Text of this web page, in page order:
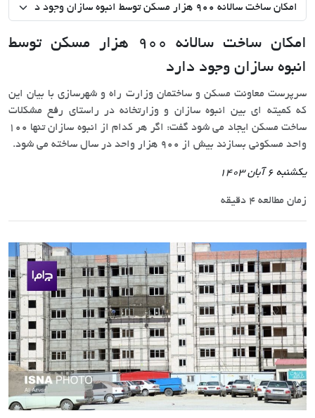
امکان ساخت سالانه 900 هزار مسکن توسط
انبوه سازان وجود دارد
سرپرست معاونت مسکن و ساختمان وزارت راه و شهرسازی با بیان این
که کمیته ای بین انبوه سازان و وزارتخانه در راستای رفع مشکلات
ساخت مسکن ایجاد می شود گفت: اگر هر کدام از انبوه سازان تنها 100
واحد مسکونی بسازند بیش از 900 هزار واحد در سال ساخته می شود.
یکشنبه 6 آبان 1403
زمان مطالعه 4 دقیقه